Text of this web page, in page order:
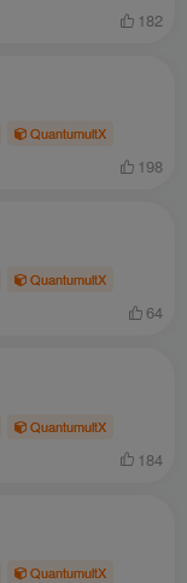
182
QuantumultX
198
QuantumultX
64
QuantumultX
184
QuantumultX